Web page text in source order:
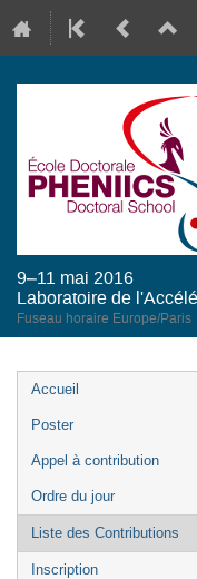
9–11 mai 2016
Laboratoire de
Fuseau horaire Europe/Paris
Menu
de
Accueil
Poster
Appel à contribution
Ordre du jour
Liste des Contributions
Inscription